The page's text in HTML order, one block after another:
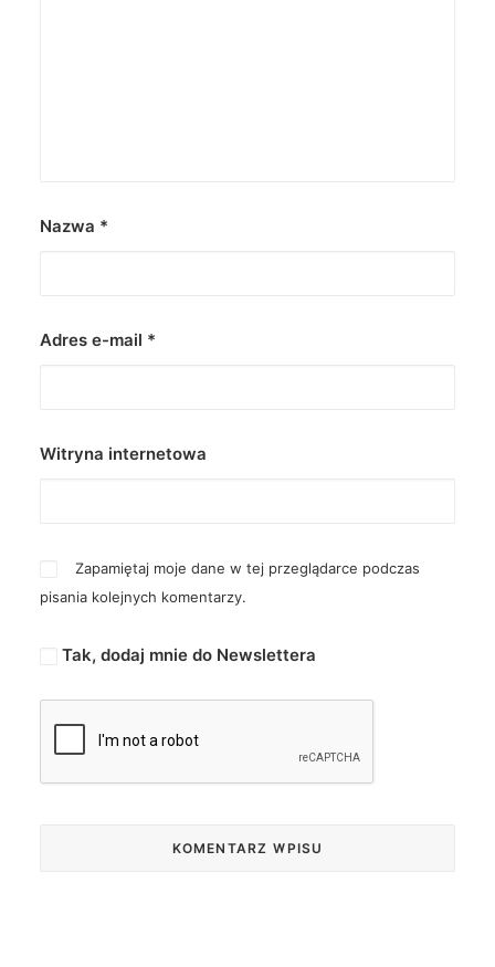
Nazwa *
Adres e-mail *
Witryna internetowa
Zapamiętaj moje dane w tej przeglądarce podczas
pisania kolejnych komentarzy.
Tak, dodaj mnie do Newslettera